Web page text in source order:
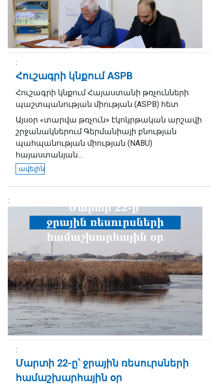
Հուշագրի կնքում ASPB
Հուշագրի կնքում Հայաստանի թռչունների
պաշտպանության միության (ASPB) հետ
Այսօր «տարվա թռչուն» էկոկրթական արշավի
շրջանակներում Գերմանիայի բնության
պահպանության միության (NABU)
հայաստանյան...
ավելին
Մարտի 22-ը՝ ջրային ռեսուրսների
համաշխարհային օր